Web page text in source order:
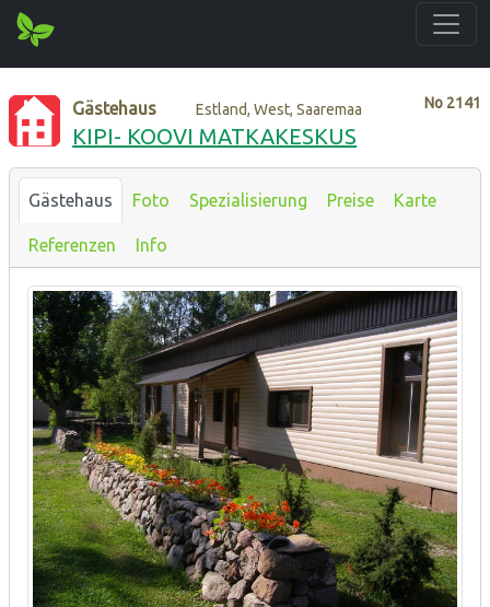
No 2141
Gästehaus Estland, West, Saaremaa
KIPI- KOOVI MATKAKESKUS
Gästehaus Foto Spezialisierung Preise Karte
Referenzen Info